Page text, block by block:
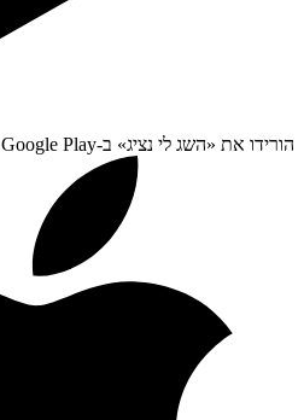
הורידו את «השג לי נציג» ב-Google Play